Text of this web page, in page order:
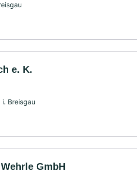
e. K.
Breisgau
GmbH